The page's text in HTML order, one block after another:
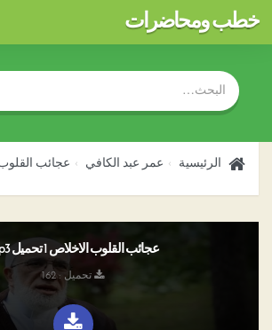
خطب ومحاضرات
الرئيسية عمر عبد الكافي عجائب القلوب
عجائب القلوب الاخلاص 1 تحميل Mp3
تحميل : 162